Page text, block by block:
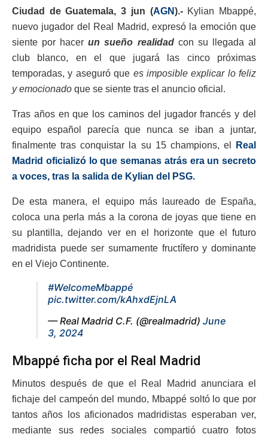
Ciudad de Guatemala, 3 jun (AGN).- Kylian Mbappé,
nuevo jugador del Real Madrid, expresó la emoción que
siente por hacerun sueño realidadcon su llegada al
club blanco, en el que jugará las cinco próximas
temporadas, y aseguró que es imposible explicar lo feliz
y emocionado que se siente tras el anuncio oficial.
Tras años en que los caminos del jugador francés y del
equipo español parecía que nunca se iban a juntar,
finalmente tras conquistar la su 15 champions, el
Real
Madrid oficializó lo que semanas atrás era un secreto
a voces, tras la salida de Kylian del PSG.
De esta manera, el equipo más laureado de España,
coloca una perla más a la corona de joyas que tiene en
su plantilla, dejando ver en el horizonte que el futuro
madridista puede ser sumamente fructífero y dominante
en el Viejo Continente.
#WelcomeMbappé
pic.twitter.com/kAhxdEjnLA
— Real Madrid C.F. (@realmadrid) June
3, 2024
Mbappé ficha por el Real Madrid
Minutos después de que el Real Madrid anunciara el
fichaje del campeón del mundo, Mbappé soltó lo que por
tantos años los aficionados madridistas esperaban ver,
mediante sus redes sociales compartió cuatro fotos